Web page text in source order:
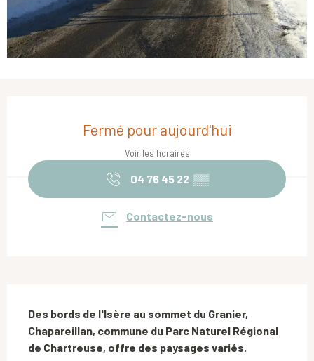
Fermé pour aujourd'hui
Voir les horaires
04 76 45 22 ▒▒
Contactez-nous
Des bords de l'Isère au sommet du Granier,
Chapareillan, commune du Parc Naturel Régional
de Chartreuse, offre des paysages variés.